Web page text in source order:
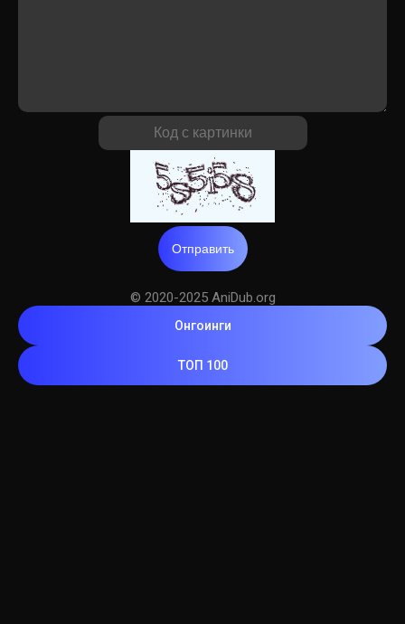
Отправить
© 2020-2025 AniDub.org
Онгоинги
ТОП 100